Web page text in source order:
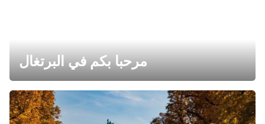
مرحبا بكم في البرتغال